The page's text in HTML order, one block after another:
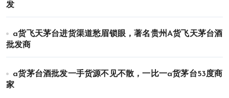
发
a货飞天茅台进货渠道愁眉锁眼，著名贵州A货飞天茅台酒
批发商
a货茅台酒批发一手货源不见不散，一比一a货茅台53度商
家